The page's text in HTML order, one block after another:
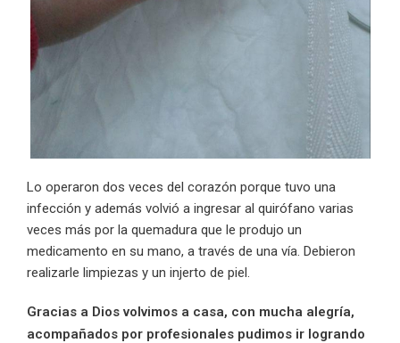
Lo operaron dos veces del corazón porque tuvo una
infección y además volvió a ingresar al quirófano varias
veces más por la quemadura que le produjo un
medicamento en su mano, a través de una vía. Debieron
realizarle limpiezas y un injerto de piel.
Gracias a Dios volvimos a casa, con mucha alegría,
acompañados por profesionales pudimos ir logrando